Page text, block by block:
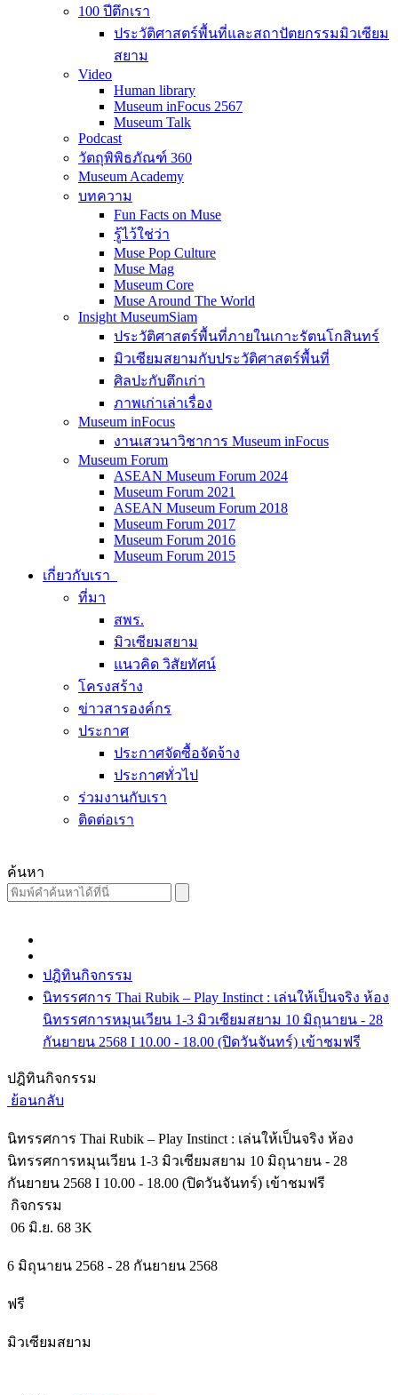
100 ปีตึกเรา
ประวัติศาสตร์พื้นที่และสถาปัตยกรรมมิวเซียม
สยาม
Video
Human library
Museum inFocus 2567
Museum Talk
Podcast
วัตถุพิพิธภัณฑ์ 360
Museum Academy
บทความ
Fun Facts on Muse
รู้ไว้ใช่ว่า
Muse Pop Culture
Muse Mag
Museum Core
Muse Around The World
Insight MuseumSiam
ประวัติศาสตร์พื้นที่ภายในเกาะรัตนโกสินทร์
มิวเซียมสยามกับประวัติศาสตร์พื้นที่
ศิลปะกับตึกเก่า
ภาพเก่าเล่าเรื่อง
Museum inFocus
งานเสวนาวิชาการ Museum inFocus
Museum Forum
ASEAN Museum Forum 2024
Museum Forum 2021
ASEAN Museum Forum 2018
Museum Forum 2017
Museum Forum 2016
Museum Forum 2015
เกี่ยวกับเรา
ที่มา
สพร.
มิวเซียมสยาม
แนวคิด วิสัยทัศน์
โครงสร้าง
ข่าวสารองค์กร
ประกาศ
ประกาศจัดซื้อจัดจ้าง
ประกาศทั่วไป
ร่วมงานกับเรา
ติดต่อเรา
ค้นหา
ปฎิทินกิจกรรม
นิทรรศการ Thai Rubik – Play Instinct : เล่นให้เป็นจริง ห้อง
นิทรรศการหมุนเวียน 1-3 มิวเซียมสยาม 10 มิถุนายน - 28
กันยายน 2568 I 10.00 - 18.00 (ปิดวันจันทร์) เข้าชมฟรี
ปฎิทินกิจกรรม
ย้อนกลับ
นิทรรศการ Thai Rubik – Play Instinct : เล่นให้เป็นจริง ห้อง
นิทรรศการหมุนเวียน 1-3 มิวเซียมสยาม 10 มิถุนายน - 28
กันยายน 2568 I 10.00 - 18.00 (ปิดวันจันทร์) เข้าชมฟรี
กิจกรรม
06 มิ.ย. 68 3K
6 มิถุนายน 2568 - 28 กันยายน 2568
ฟรี
มิวเซียมสยาม